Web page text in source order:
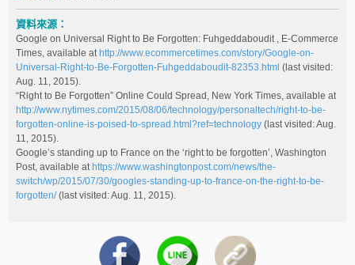
資料來源：
Google on Universal Right to Be Forgotten: Fuhgeddaboudit , E-Commerce
Times, available athttp://www.ecommercetimes.com/story/Google-on-
Universal-Right-to-Be-Forgotten-Fuhgeddaboudit-82353.html (last visited:
Aug. 11, 2015).
“Right to Be Forgotten” Online Could Spread, New York Times, available at
http://www.nytimes.com/2015/08/06/technology/personaltech/right-to-be-
forgotten-online-is-poised-to-spread.html?ref=technology (last visited: Aug.
11, 2015).
Google’s standing up to France on the ‘right to be forgotten’, Washington
Post, available athttps://www.washingtonpost.com/news/the-
switch/wp/2015/07/30/googles-standing-up-to-france-on-the-right-to-be-
forgotten/(last visited: Aug. 11, 2015).